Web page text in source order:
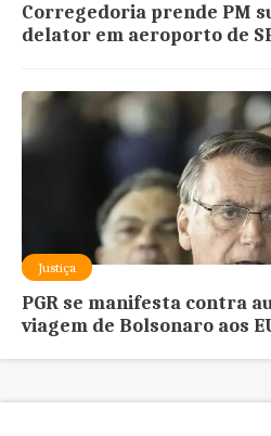
Corregedoria prende PM
delator em aeroporto de
Justiça
PGR se manifesta contra
viagem de Bolsonaro aos